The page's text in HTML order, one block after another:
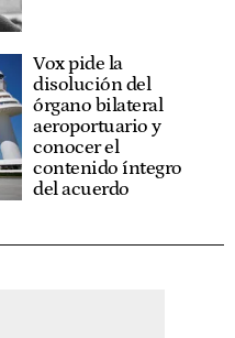
Vox pide la
disolución del
órgano bilateral
aeroportuario y
conocer el
contenido íntegro
del acuerdo